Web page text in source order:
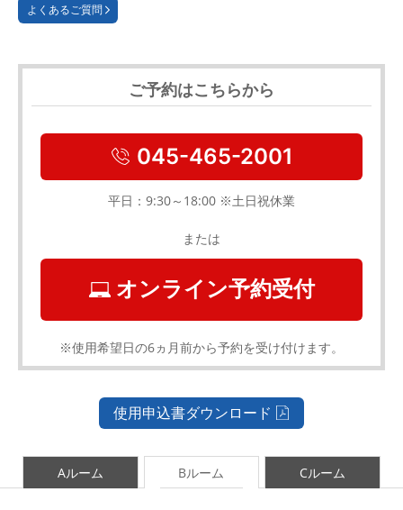
よくあるご質問
ご予約はこちらから
045-465-2001
平日：9:30～18:00 ※土日祝休業
または
オンライン予約受付
※使用希望日の6ヵ月前から予約を受け付けます。
使用申込書ダウンロード
Aルーム Bルーム Cルーム